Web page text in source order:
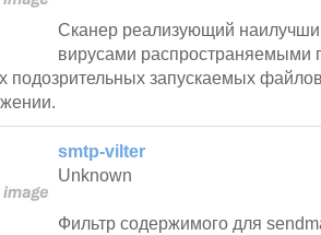
Сканер реализующий
вирусами распространяемыми
подозрительных запускаемых
smtp-vilter
Unknown
Фильтр содержимого для